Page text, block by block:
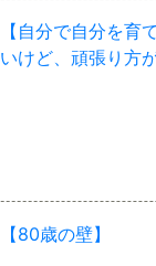
【自分で自分を
いけど、頑張り方
【80歳の壁】